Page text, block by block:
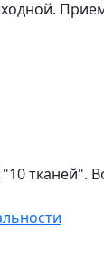
тканей".